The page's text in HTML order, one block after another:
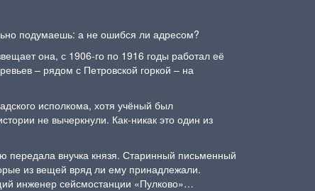
подумаешь: а не ошибся ли адресом?
она, с 1906-го по 1916 годы работал её
– рядом с Петровской горкой – на
исполкома, хотя учёный был
не вычеркнули. Как-никак это один из
передала внучка князя. Старинный письменный
из вещей вряд ли ему принадлежали.
инженер сейсмостанции «Пулково»…